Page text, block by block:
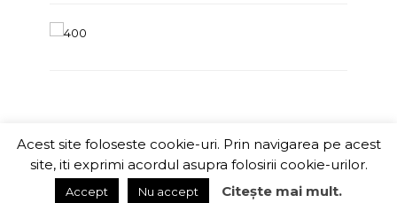
ITChannel
Acest site foloseste cookie-uri. Prin navigarea pe acest
site, iti exprimi acordul asupra folosirii cookie-urilor.
Accept Nu accept Citește mai mult.